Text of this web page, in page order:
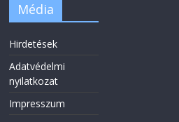
Média
Hirdetések
Adatvédelmi
nyilatkozat
Impresszum